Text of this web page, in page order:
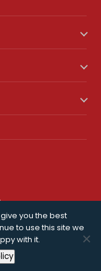
you the best
to use this site we
with it.